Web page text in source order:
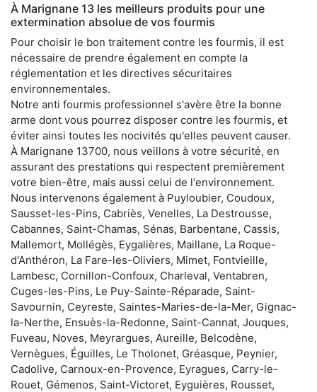
À Marignane 13 les meilleurs produits pour une
extermination absolue de vos fourmis
Pour choisir le bon traitement contre les fourmis, il est
nécessaire de prendre également en compte la
réglementation et les directives sécuritaires
environnementales.
Notre anti fourmis professionnel s'avère être la bonne
arme dont vous pourrez disposer contre les fourmis, et
éviter ainsi toutes les nocivités qu'elles peuvent causer.
À Marignane 13700, nous veillons à votre sécurité, en
assurant des prestations qui respectent premièrement
votre bien-être, mais aussi celui de l'environnement.
Nous intervenons également à Puyloubier, Coudoux,
Sausset-les-Pins, Cabriès, Venelles, La Destrousse,
Cabannes, Saint-Chamas, Sénas, Barbentane, Cassis,
Mallemort, Mollégès, Eygalières, Maillane, La Roque-
d'Anthéron, La Fare-les-Oliviers, Mimet, Fontvieille,
Lambesc, Cornillon-Confoux, Charleval, Ventabren,
Cuges-les-Pins, Le Puy-Sainte-Réparade, Saint-
Savournin, Ceyreste, Saintes-Maries-de-la-Mer, Gignac-
la-Nerthe, Ensuès-la-Redonne, Saint-Cannat, Jouques,
Fuveau, Noves, Meyrargues, Aureille, Belcodène,
Vernègues, Éguilles, Le Tholonet, Gréasque, Peynier,
Cadolive, Carnoux-en-Provence, Eyragues, Carry-le-
Rouet, Gémenos, Saint-Victoret, Eyguières, Rousset,